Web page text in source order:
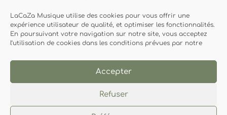
LaCaZa Musique utilise des cookies pour vous offrir une
expérience utilisateur de qualité, et optimiser les fonctionnalités.
En poursuivant votre navigation sur notre site, vous acceptez
l’utilisation de cookies dans les conditions prévues par notre
Accepter
Refuser
Contact
06 63 23 03 44